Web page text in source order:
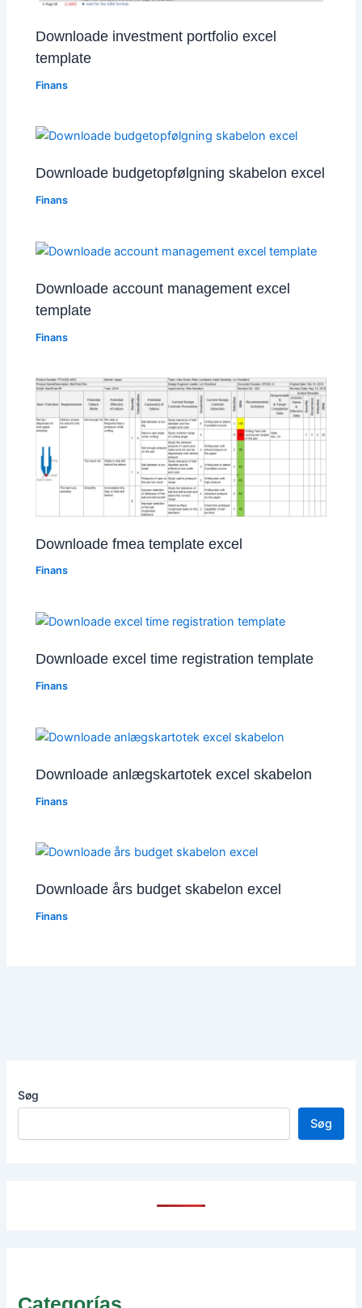
Downloade investment portfolio excel
template
Finans
Downloade budgetopfølgning skabelon excel
Finans
Downloade account management excel
template
Finans
Downloade fmea template excel
Finans
Downloade excel time registration template
Finans
Downloade anlægskartotek excel skabelon
Finans
Downloade års budget skabelon excel
Finans
Søg
Søg